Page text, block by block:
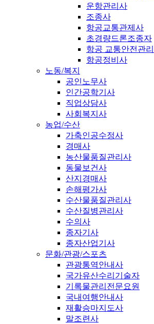
운항관리사
조종사
항공교통관제사
초경량드론조종자
항공 교통안전관
항공정비사
노동/복지
공인노무사
인간공학기사
직업상담사
사회복지사
농업/수산
가축인공수정사
경매사
농산물품질관리사
동물보건사
산지경매사
손해평가사
수산물품질관리사
수산질병관리사
수의사
종자기사
종자산업기사
문화/관광/스포츠
관광통역안내사
국가유산수리기술자
기록물관리전문요원
국내여행안내사
재활승마지도사
말조련사